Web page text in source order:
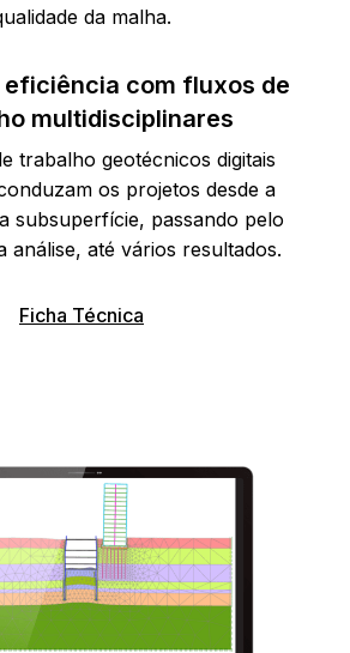
da malha.
eficiência com fluxos de
multidisciplinares
trabalho geotécnicos digitais
os projetos desde a
subsuperfície, passando pelo
análise, até vários resultados.
Ficha Técnica